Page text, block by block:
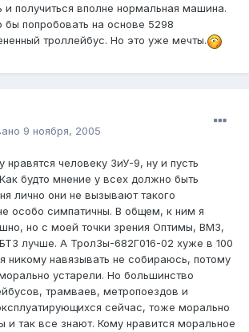
и получиться вполне нормальная машина.
попробовать на основе 5298
троллейбус. Но это уже мечты.
9 ноября, 2005
нравятся человеку ЗиУ-9, ну и пусть
будто мнение у всех должно быть
лично они не вызывают такого
особо симпатичны. В общем, к ним я
но с моей точки зрения Оптимы, ВМЗ,
лучше. А ТролЗы-682Г016-02 хуже в 100
никому навязывать не собираюсь, потому
устарели. Но большинство
трамваев, метропоездов и
сейчас, тоже морально
и так все знают. Кому нравится моральное